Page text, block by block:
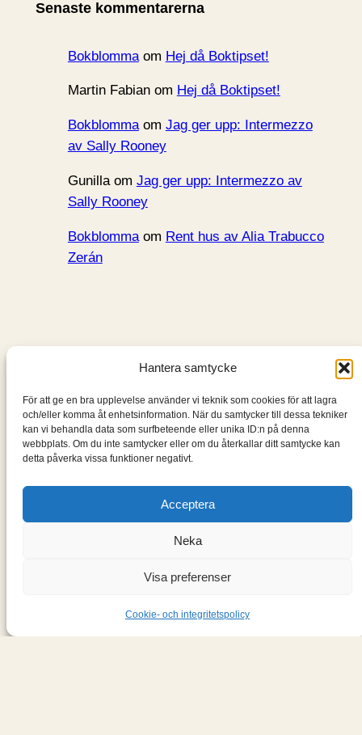
Hantera samtycke
För att ge en bra upplevelse använder vi teknik som cookies för att lagra
och/eller komma åt enhetsinformation. När du samtycker till dessa tekniker
kan vi behandla data som surfbeteende eller unika ID:n på denna
webbplats. Om du inte samtycker eller om du återkallar ditt samtycke kan
detta påverka vissa funktioner negativt.
Acceptera
Neka
Visa preferenser
Cookie- och integritetspolicy
v
Senaste kommentarerna
Bokblommaom Hej då Boktipset!
Martin Fabianom Hej då Boktipset!
Bokblommaom Jag ger upp: Intermezzo
av Sally Rooney
Gunillaom Jag ger upp: Intermezzo av
Sally Rooney
Bokblommaom Rent hus av Alia Trabucco
Zerán
En blogg om de böcker jag läser: klassiker, noveller,
romaner, spänningsromaner och andra böcker.
Information
Cookie- och integritetspolicy